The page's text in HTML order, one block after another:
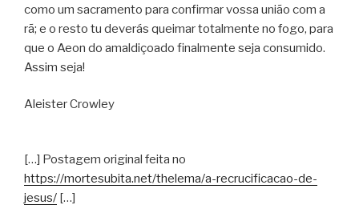
como um sacramento para confirmar vossa união com a
rã; e o resto tu deverás queimar totalmente no fogo, para
que o Aeon do amaldiçoado finalmente seja consumido.
Assim seja!
Aleister Crowley
[…] Postagem original feita no
https://mortesubita.net/thelema/a-recrucificacao-de-
jesus/ […]